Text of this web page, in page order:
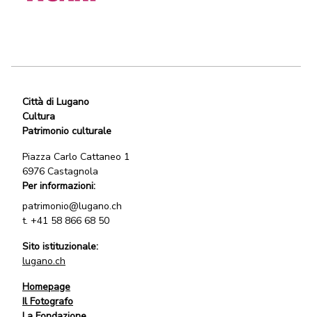
Città di Lugano
Cultura
Patrimonio culturale
Piazza Carlo Cattaneo 1
6976 Castagnola
Per informazioni:
patrimonio@lugano.ch
t. +41 58 866 68 50
Sito istituzionale:
lugano.ch
Homepage
Il Fotografo